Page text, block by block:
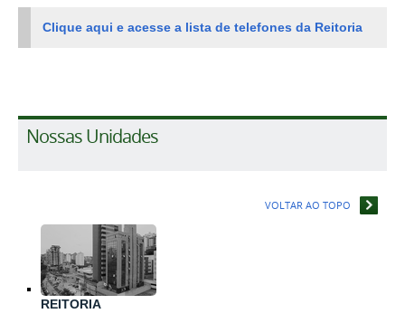
Clique aqui e acesse a lista de telefones da Reitoria
Nossas Unidades
VOLTAR AO TOPO
REITORIA